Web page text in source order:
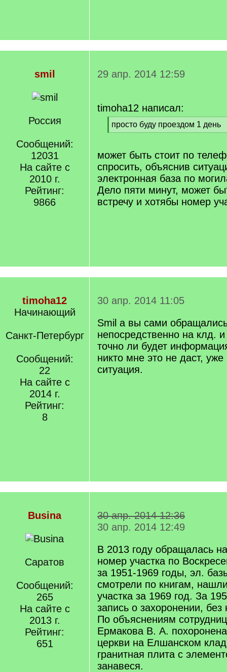
smil
Россия
Сообщений:
12031
На сайте с
2010 г.
Рейтинг:
9866
29 апр. 2014 12:59
timoha12 написал:
[
q
просто буду проездом 1 день
[
q
]
может быть стоит по
спросить, объяснив
электронная база по
Дело пяти минут, может
встречу и хотябы номер
timoha12
Начинающий
Санкт-Петербург
Сообщений:
22
На сайте с
2014 г.
Рейтинг:
8
30 апр. 2014 11:05
Smil а вы сами
непосредственно на клд.
точно ли будет
никто мне это не даст,
ситуация.
Busina
Саратов
Сообщений:
265
На сайте с
2013 г.
Рейтинг:
651
30 апр. 2014 12:36
30 апр. 2014 12:49
В 2013 году обращалась
номер участка по
за 1951-1969 годы, эл.
смотрели по книгам,
участка за 1969 год. За
запись о захоронении, без
По объяснениям
Ермакова В. А.
церкви на Елшанском
гранитная плита с
занавеся.